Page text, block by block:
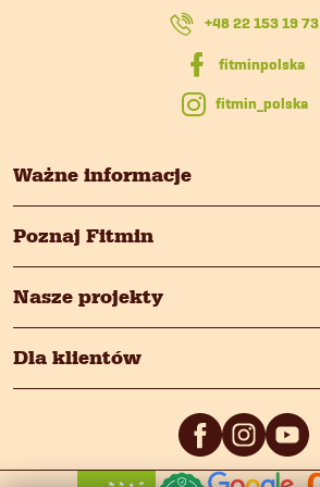
Ważne informacje
Poznaj Fitmin
Nasze projekty
Dla klientów
+48 22 153 19 73
fitmin_polska